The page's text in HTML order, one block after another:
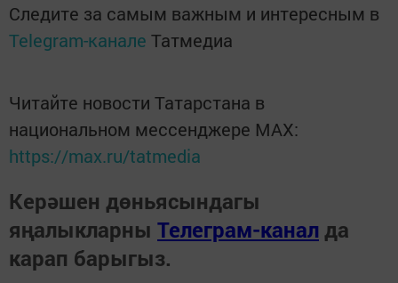
Следите за самым важным и интересным в
Telegram-канале Татмедиа
Читайте новости Татарстана в
национальном мессенджере MАХ:
https://max.ru/tatmedia
Керәшен дөньясындагы
яңалыкларны Телеграм-канал да
карап барыгыз.